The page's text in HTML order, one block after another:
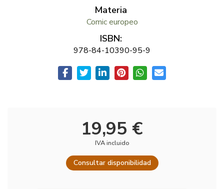
Materia
Comic europeo
ISBN:
978-84-10390-95-9
19,95 €
IVA incluido
Consultar disponibilidad